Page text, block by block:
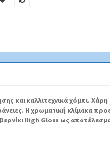
και καλλιτεχνικά χόμπι. Χάρη
Η χρωματική κλίμακα
High Gloss ως